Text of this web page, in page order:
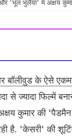
'भूल भुलैया' में अक्षय
बॉलीवुड के ऐसे
से ज्यादा फिल्में
कुमार की
है. 'केसरी' की